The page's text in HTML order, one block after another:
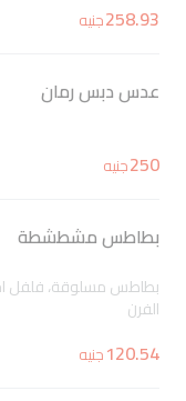
258.93جنيه
عدس دبس رمان
250جنيه
بطاطس مشطشطة
بطاطس مسلوقة، فلفل
الفرن
120.54جنيه